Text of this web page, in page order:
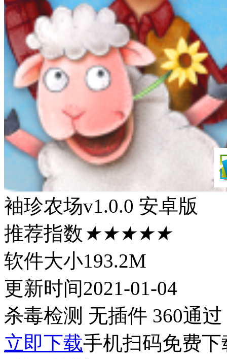
袖珍农场v1.0.0 安卓版
推荐指数 ★★★★★
软件大小193.2M
更新时间2021-01-04
杀毒检测 无插件 360通过
立即下载手机扫码免费下